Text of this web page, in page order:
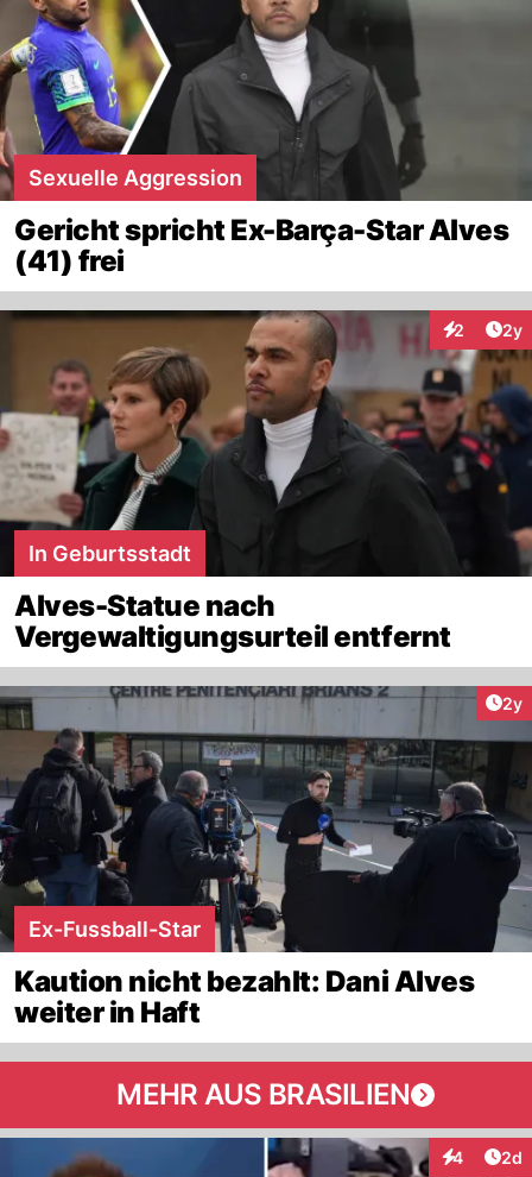
Sexuelle Aggression
Gericht spricht Ex-Barça-Star Alves
(41) frei
2 2y
In Geburtsstadt
Alves-Statue nach
Vergewaltigungsurteil entfernt
2y
Ex-Fussball-Star
Kaution nicht bezahlt: Dani Alves
weiter in Haft
MEHR AUS BRASILIEN
4 2d